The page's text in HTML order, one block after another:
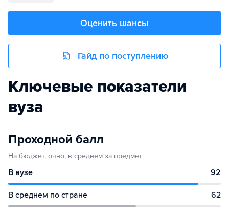
Оценить шансы
Гайд по поступлению
Ключевые показатели
вуза
Проходной балл
На бюджет, очно, в среднем за предмет
В вузе 92
В среднем по стране 62